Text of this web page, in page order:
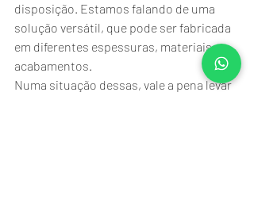
disposição. Estamos falando de uma
solução versátil, que pode ser fabricada
em diferentes espessuras, materiais e
acabamentos.
Numa situação dessas, vale a pena levar